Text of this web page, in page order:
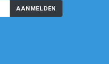
AANMELDEN